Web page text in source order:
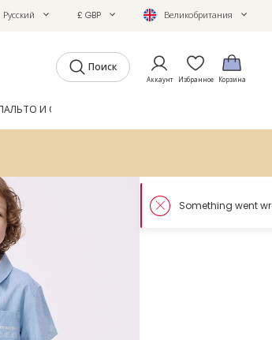
Русский £ GBP Великобритания
Поиск
Аккаунт Избранное Корзина
И ОБУВЬ